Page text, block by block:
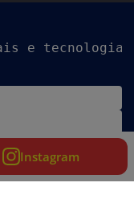
byWordPress
Instagram